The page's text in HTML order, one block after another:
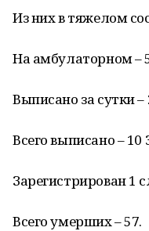
Из них в тяжелом
На амбулаторном –
Выписано за сутки –
Всего выписано – 10
Зарегистрирован 1
Всего умерших – 57.